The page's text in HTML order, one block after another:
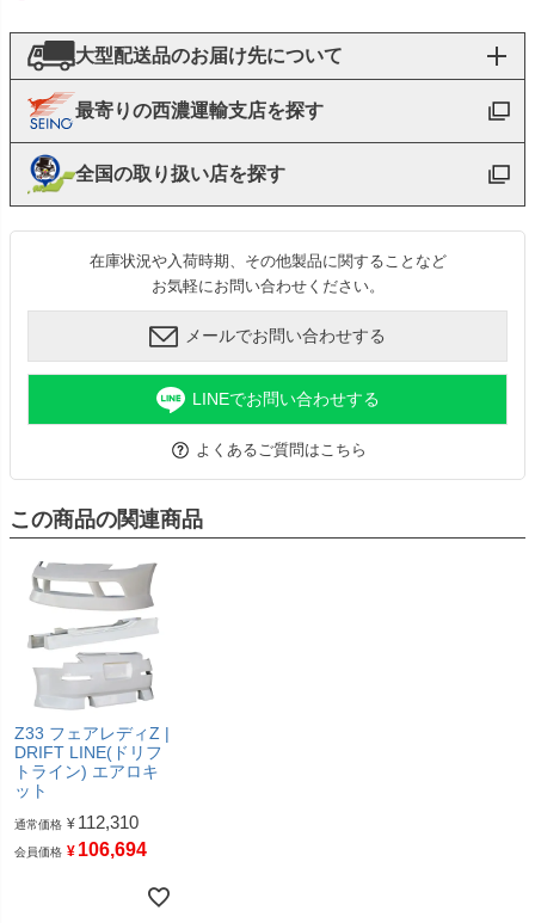
大型配送品のお届け先について
最寄りの西濃運輸支店を探す
全国の取り扱い店を探す
在庫状況や入荷時期、その他製品に関することなど
お気軽にお問い合わせください。
メールでお問い合わせする
LINEでお問い合わせする
よくあるご質問はこちら
この商品の関連商品
Z33 フェアレディZ |
DRIFT LINE(ドリフ
トライン) エアロキ
ット
通常価格 ¥ 112,310
会員価格 ¥ 106,694